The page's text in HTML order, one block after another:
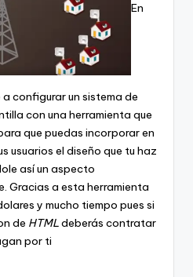
En
configurar un sistema de
con una herramienta que
que puedas incorporar en
usuarios el diseño que tu haz
así un aspecto
Gracias a esta herramienta
y mucho tiempo pues si
de HTMLdeberás contratar
por ti